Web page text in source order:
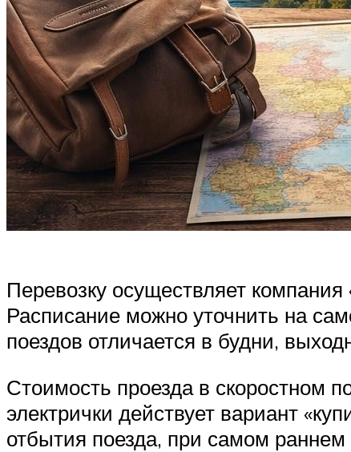
Перевозку осуществляет
Расписание можно уточнить на
поездов отличается в будни,
Стоимость проезда в скоростном
электрички действует вариант
отбытия поезда, при самом